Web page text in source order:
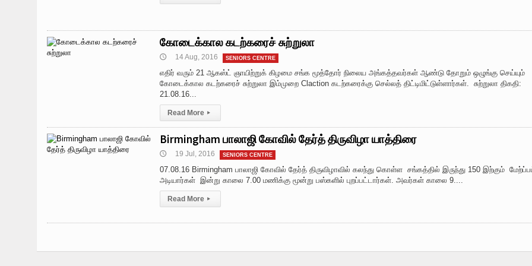
கோடைக்கால கடற்கரைச் சுற்றுலா
🕔 14 Aug, 2016 SENIORS CENTRE
எதிர் வரும் 21 ஆகஸ்ட் ஞாயிற்றுக் கிழமை சங்க மூத்தோர் நிலைய அங்கத்தவர்கள் ஆண்டு தோறும் ஒழுங்கு செய்யும்
கோடைக்கால கடற்கரைச் சுற்றுலா இம்முறை Claction கடற்கரைக்கு செல்லத் திட்டிமிட்டுள்ளார்கள். சுற்றுலா திகதி:
21.08.16...
Read More ▸
Birmingham பாலாஜி கோவில் தேர்த் திருவிழா யாத்திரை
🕔 19 Jul, 2016 SENIORS CENTRE
07.08.16 Birmingham பாலாஜி கோவில் தேர்த் திருவிழாவில் கலந்து கொள்ள சங்கத்தில் இருந்து 150 இற்கும்
அடியார்கள் இன்று காலை 7.00 மணிக்கு மூன்று பஸ்களில் புறப்பட்டார்கள். அவர்கள் காலை 9....
Read More ▸